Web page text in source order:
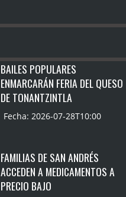
BAILES POPULARES
ENMARCARÁN FERIA DEL QUESO
DE TONANTZINTLA
Fecha: 2026-07-28T10:00
FAMILIAS DE SAN ANDRÉS
ACCEDEN A MEDICAMENTOS A
PRECIO BAJO